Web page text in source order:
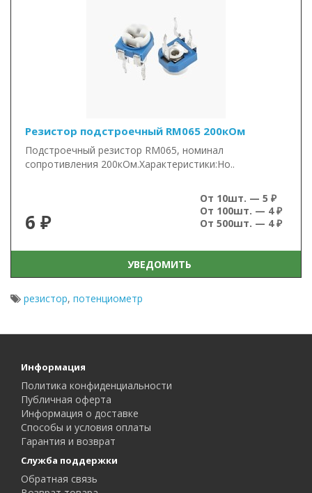
Резистор подстроечный RM065 200кОм
Подстроечный резистор RM065, номинал
сопротивления 200кОм.Характеристики:Но..
6 ₽
От 10шт. — 5 ₽
От 100шт. — 4 ₽
От 500шт. — 4 ₽
УВЕДОМИТЬ
резистор, потенциометр
Информация
Политика конфиденциальности
Публичная оферта
Информация о доставке
Способы и условия оплаты
Гарантия и возврат
Служба поддержки
Обратная связь